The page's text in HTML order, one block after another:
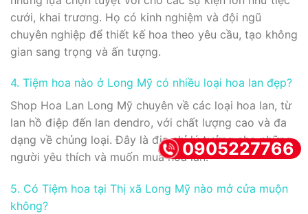
cưới, khai trương. Họ có kinh nghiệm và đội ngũ
chuyên nghiệp để thiết kế hoa theo yêu cầu, tạo không
gian sang trọng và ấn tượng.
4. Tiệm hoa nào ở Long Mỹ có nhiều loại hoa lan đẹp?
Shop Hoa Lan Long Mỹ chuyên về các loại hoa lan, từ
lan hồ điệp đến lan dendro, với chất lượng cao và đa
dạng về chủng loại. Đây là địa chỉ lý tưởng cho những
người yêu thích và muốn mua hoa lan.
5. Có Tiệm hoa tại Thị xã Long Mỹ nào mở cửa muộn
không?
0905227766